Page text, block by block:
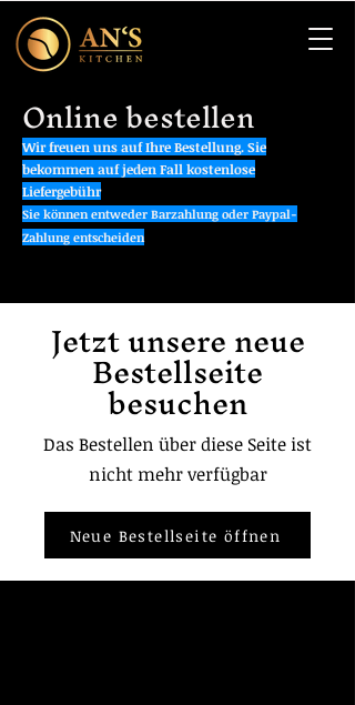
Online bestellen
Wir freuen uns auf Ihre Bestellung. Sie
bekommen auf jeden Fall kostenlose
Liefergebühr
Sie können entweder Barzahlung oder Paypal-
Zahlung entscheiden
Jetzt unsere neue
Bestellseite
besuchen
Das Bestellen über diese Seite ist
nicht mehr verfügbar
Neue Bestellseite öffnen